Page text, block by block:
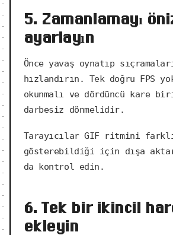
5. Zamanlamayı
ayarlayın
Önce yavaş oynatıp
hızlandırın. Tek doğru FPS
okunmalı ve dördüncü kare
darbesiz dönmelidir.
Tarayıcılar GIF ritmini
gösterebildiği için dışa
da kontrol edin.
6. Tek bir ikincil
ekleyin